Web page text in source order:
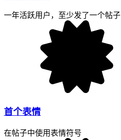
一年活跃用户，至少发了一个帖子
首个表情
在帖子中使用表情符号